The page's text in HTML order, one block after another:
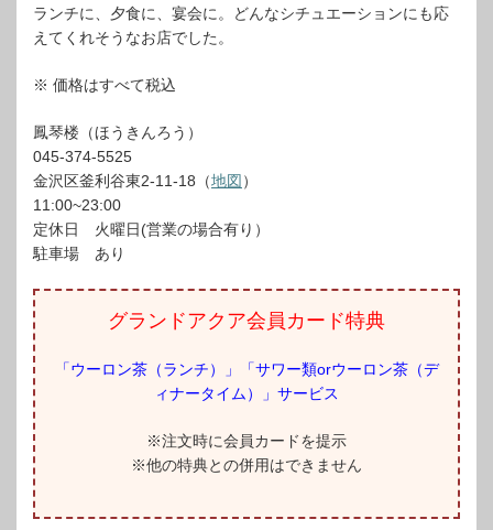
ランチに、夕食に、宴会に。どんなシチュエーションにも応
えてくれそうなお店でした。
※ 価格はすべて税込
鳳琴楼（ほうきんろう）
045-374-5525
金沢区釜利谷東2-11-18（地図 ）
11:00~23:00
定休日 火曜日(営業の場合有り）
駐車場 あり
グランドアクア会員カード特典
「ウーロン茶（ランチ）」「サワー類orウーロン茶（デ
ィナータイム）」サービス
※注文時に会員カードを提示
※他の特典との併用はできません